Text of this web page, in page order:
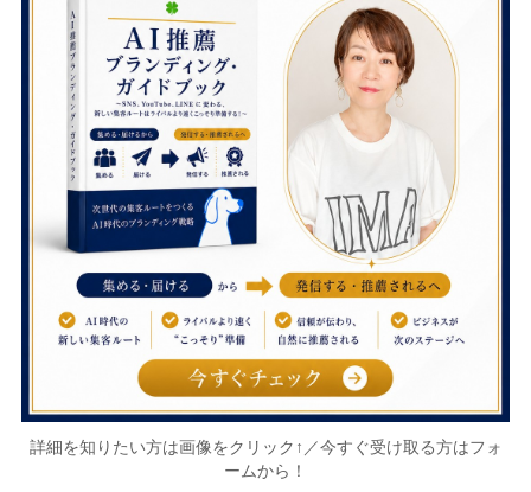
詳細を知りたい方は画像をクリック↑／今すぐ受け取る方はフォ
ームから！